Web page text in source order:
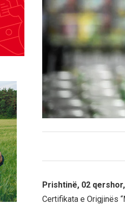
Prishtinë, 02
Certifikata e Origjinës